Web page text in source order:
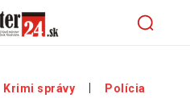
Krimi správy Polícia